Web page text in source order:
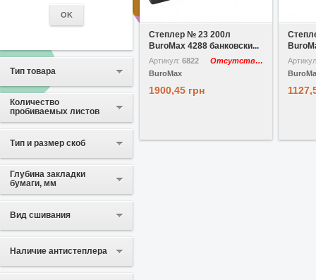
OK
Тип товара
Количество
пробиваемых листов
Тип и размер скоб
Глубина закладки
бумаги, мм
Вид сшивания
Наличие антистеплера
Степлер № 23 200л
BuroMax 4288 банковски...
Артикул: 6822
Отсутствует
BuroMax
1900,45 грн